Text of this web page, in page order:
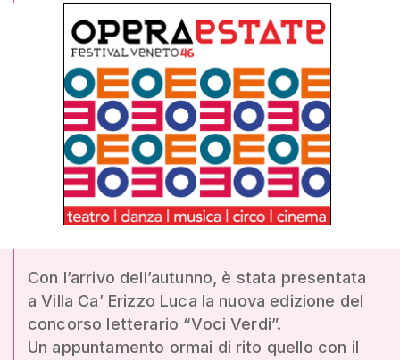
Con l’arrivo dell’autunno, è stata presentata
a Villa Ca’ Erizzo Luca la nuova edizione del
concorso letterario “Voci Verdi”.
Un appuntamento ormai di rito quello con il